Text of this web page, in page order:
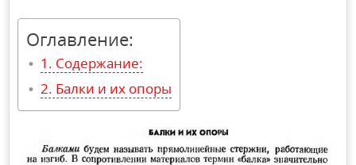
Оглавление:
Содержание:
Балки и их опоры